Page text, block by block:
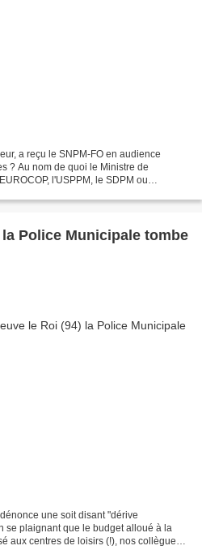
a reçu le SNPM-FO en audience
? Au nom de quoi le Ministre de
l'USPPM, le SDPM ou
Police Municipale tombe
une soit disant "dérive
se plaignant que le budget alloué à la
aux centres de loisirs (!), nos collègues